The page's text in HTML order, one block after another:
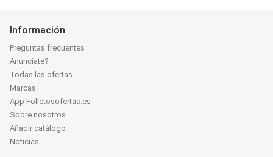
Información
Preguntas frecuentes
Anúnciate?
Todas las ofertas
Marcas
App Folletosofertas.es
Sobre nosotros
Añadir catálogo
Noticias